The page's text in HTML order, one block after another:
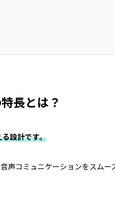
長とは？
設計です。
声コミュニケーションをスムー